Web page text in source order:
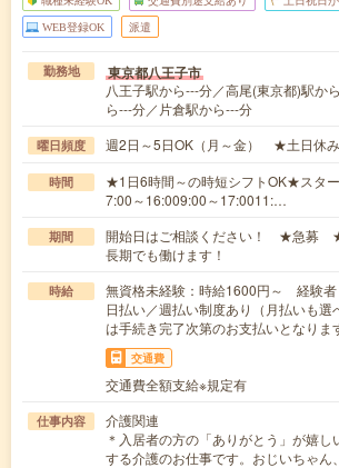
WEB登録OK 派遣
勤務地 東京都八王子市
八王子駅から---分／高尾(東京都)駅か
ら---分／片倉駅から---分
曜日頻度 週2日～5日OK（月～金） ★土日休
時間
★1日6時間～の時短シフトOK★スター
7:00～16:009:00～17:0011:…
期間
開始日はご相談ください！ ★急募 ★
長期でも働けます！
時給
無資格未経験：時給1600円～ 経験
日払い／週払い制度あり（月払いも
は手続き完了次第のお支払いとなりま
交通費
交通費全額支給※規定有
仕事内容
介護関連
＊入居者の方の「ありがとう」が嬉し
する介護のお仕事です。おじいちゃ